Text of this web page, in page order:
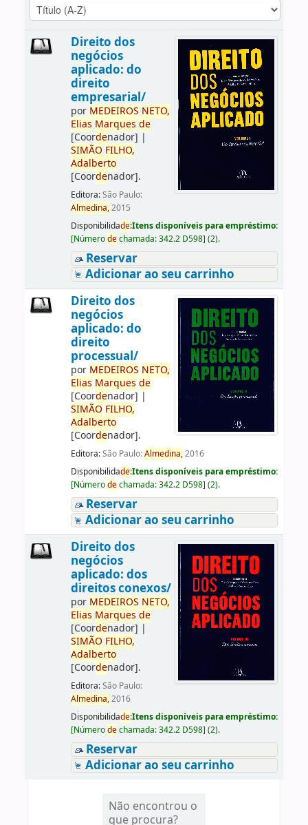
Direito dos
negócios
aplicado: do
direito
empresarial/
por MEDEIROS NETO,
Elias Marques de
[Coordenador] |
SIMÃO FILHO,
Adalberto
[Coordenador].
Editora:São Paulo:
Almedina,2015
Disponibilidade:Itens disponíveis para empréstimo:
[Númerodechamada:342.2 D598] (2).
Reservar
Adicionar ao seu carrinho
Direito dos
negócios
aplicado: do
direito
processual/
por MEDEIROS NETO,
Elias Marques de
[Coordenador] |
SIMÃO FILHO,
Adalberto
[Coordenador].
Editora:São Paulo:Almedina,2016
Disponibilidade:Itens disponíveis para empréstimo:
[Númerodechamada:342.2 D598] (2).
Reservar
Adicionar ao seu carrinho
Direito dos
negócios
aplicado: dos
direitos conexos/
por MEDEIROS NETO,
Elias Marques de
[Coordenador] |
SIMÃO FILHO,
Adalberto
[Coordenador].
Editora:São Paulo:
Almedina,2016
Disponibilidade:Itens disponíveis para empréstimo:
[Númerodechamada:342.2 D598] (2).
Reservar
Adicionar ao seu carrinho
Não encontrou o
que procura?